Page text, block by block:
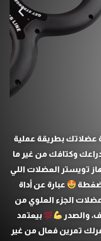
عضلاتك بطريقة عملية
وكتافك من غير ما
تويستر العضلات اللي
ضغطة
عبارة عن أداة
الجزء العلوي من
والصدر
بيعتمد
تمرين فعال من غير